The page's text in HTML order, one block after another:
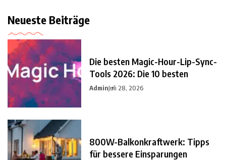
Neueste Beiträge
Die besten Magic-Hour-Lip-Sync-
Tools 2026: Die 10 besten
AdminJuli 28, 2026
800W-Balkonkraftwerk: Tipps
für bessere Einsparungen